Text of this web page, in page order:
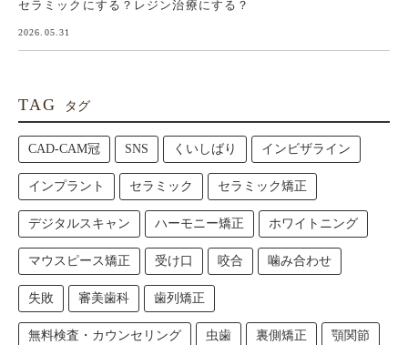
セラミックにする？レジン治療にする？
2026.05.31
TAG タグ
CAD-CAM冠 SNS くいしばり インビザライン
インプラント セラミック セラミック矯正
デジタルスキャン ハーモニー矯正 ホワイトニング
マウスピース矯正 受け口 咬合 噛み合わせ
失敗 審美歯科 歯列矯正
無料検査・カウンセリング 虫歯 裏側矯正 顎関節